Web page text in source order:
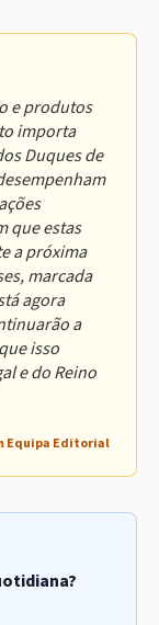
e produtos
importa
Duques de
que estas
a próxima
marcada
agora
a
isso
e do Reino
Equipa Editorial